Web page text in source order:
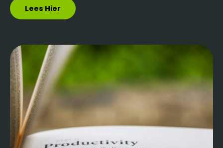
Lees Hier
Tijd
Management:
Haal
Meer
Uit
Je
Dag